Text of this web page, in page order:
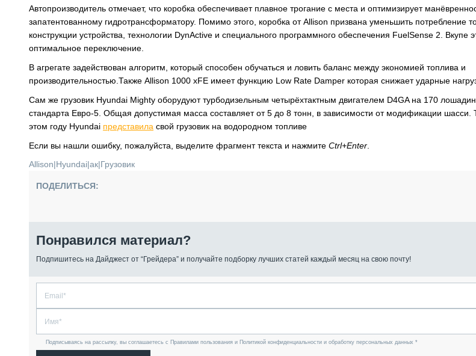
Автопроизводитель отмечает, что коробка обеспечивает плавное трогание с места и оптимизирует
запатентованному гидротрансформатору. Помимо этого, коробка от Allison призвана уменьшить потребление
конструкции устройства, технологии DynActive и специального программного обеспечения FuelSense 2. Вкупе
оптимальное переключение.
В агрегате задействован алгоритм, который способен обучаться и ловить баланс между экономией топлива и
производительностью.Также Allison 1000 xFE имеет функцию Low Rate Damper которая снижает ударные
Сам же грузовик Hyundai Mighty оборудуют турбодизельным четырёхтактным двигателем D4GA на 170
стандарта Евро-5. Общая допустимая масса составляет от 5 до 8 тонн, в зависимости от модификации шасси.
этом году Hyundai представила свой грузовик на водородном топливе
Если вы нашли ошибку, пожалуйста, выделите фрагмент текста и нажмите Ctrl+Enter
Allison|Hyundai|ак|Грузовик
ПОДЕЛИТЬСЯ:
Понравился материал?
Подпишитесь на Дайджест от “Грейдера” и получайте подборку лучших статей каждый месяц на свою почту!
Подписываясь на рассылку, вы соглашаетесь с Правилами пользования и Политикой конфиденциальности и обработку персональных данных *